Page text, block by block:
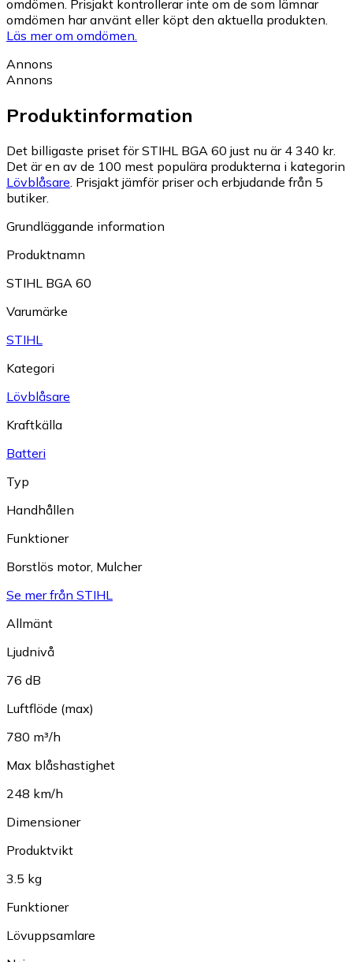
omdömen. Prisjakt kontrollerar inte om de som lämnar
omdömen har använt eller köpt den aktuella produkten.
Läs mer om omdömen.
Annons
Annons
Produktinformation
Det billigaste priset för STIHL BGA 60 just nu är 4 340 kr.
Det är en av de 100 mest populära produkterna i kategorin
Lövblåsare Prisjakt jämför priser och erbjudande från 5
butiker.
Grundläggande information
Produktnamn
STIHL BGA 60
Varumärke
STIHL
Kategori
Lövblåsare
Kraftkälla
Batteri
Typ
Handhållen
Funktioner
Borstlös motor, Mulcher
Se mer från STIHL
Allmänt
Ljudnivå
76 dB
Luftflöde (max)
780 m³/h
Max blåshastighet
248 km/h
Dimensioner
Produktvikt
3.5 kg
Funktioner
Lövuppsamlare